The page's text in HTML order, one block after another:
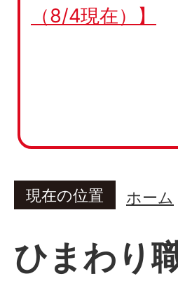
（8/4現在）】
現在の位置 ホーム
ひまわり